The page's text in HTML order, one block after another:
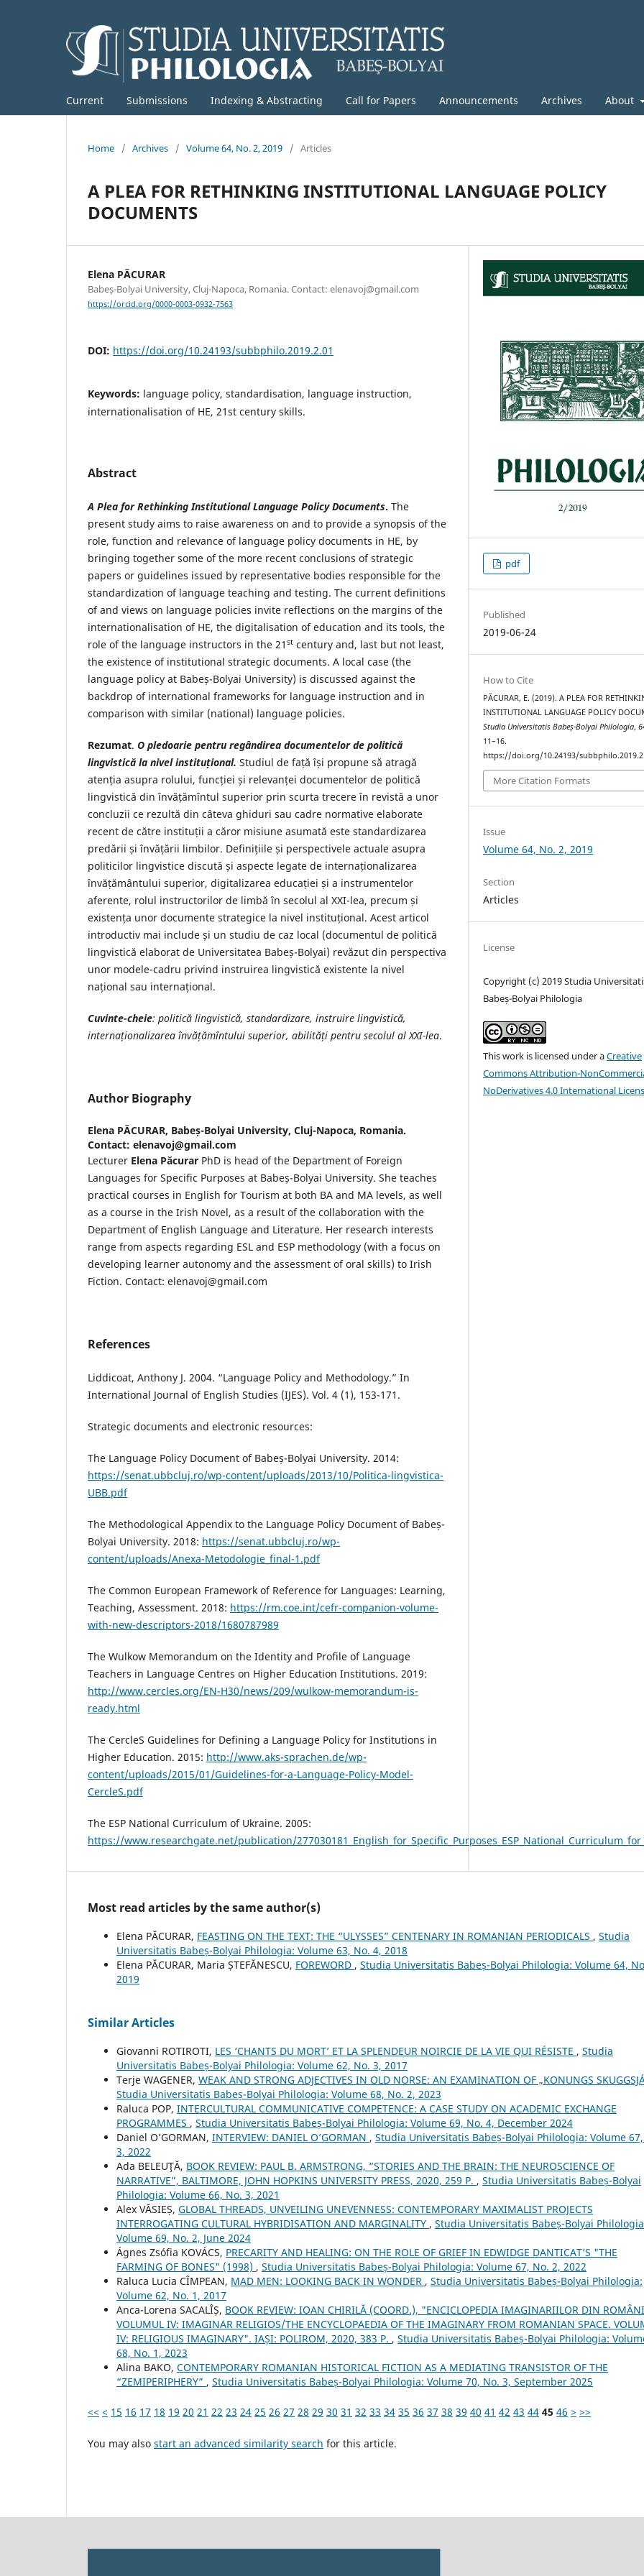
Current Submissions Indexing & Abstracting Call for Papers Announcements Archives About
Home / Archives / Volume 64, No. 2, 2019 / Articles
A PLEA FOR RETHINKING INSTITUTIONAL LANGUAGE POLICY
DOCUMENTS
Elena PĂCURAR
Babeș-Bolyai University, Cluj-Napoca, Romania. Contact: elenavoj@gmail.com
https://orcid.org/0000-0003-0932-7563
DOI: https://doi.org/10.24193/subbphilo.2019.2.01
Keywords: language policy, standardisation, language instruction,
internationalisation of HE, 21st century skills.
Abstract
A Plea for Rethinking Institutional Language Policy Documents. The
present study aims to raise awareness on and to provide a synopsis of the
role, function and relevance of language policy documents in HE, by
bringing together some of the more recent conclusions of strategic
papers or guidelines issued by representative bodies responsible for the
standardization of language teaching and testing. The current definitions
of and views on language policies invite reflections on the margins of the
internationalisation of HE, the digitalisation of education and its tools, the
role of the language instructors in the 21 st century and, last but not least,
the existence of institutional strategic documents. A local case (the
language policy at Babeș-Bolyai University) is discussed against the
backdrop of international frameworks for language instruction and in
comparison with similar (national) language policies.
Rezumat. O pledoarie pentru regândirea documentelor de politică
lingvistică la nivel instituțional. Studiul de față își propune să atragă
atenția asupra rolului, funcției și relevanței documentelor de politică
lingvistică din învățămîntul superior prin scurta trecere în revistă a unor
concluzii ce rezultă din câteva ghiduri sau cadre normative elaborate
recent de către instituții a căror misiune asumată este standardizarea
predării și învățării limbilor. Definițiile și perspectivele actuale asupra
politicilor lingvistice discută și aspecte legate de internaționalizarea
învățământului superior, digitalizarea educației și a instrumentelor
aferente, rolul instructorilor de limbă în secolul al XXI-lea, precum și
existența unor documente strategice la nivel instituțional. Acest articol
introductiv mai include și un studiu de caz local (documentul de politică
lingvistică elaborat de Universitatea Babeș-Bolyai) revăzut din perspectiva
unor modele-cadru privind instruirea lingvistică existente la nivel
național sau internațional.
Cuvinte-cheie: politică lingvistică, standardizare, instruire lingvistică,
internaționalizarea învățămîntului superior, abilități pentru secolul al XXI-lea.
Author Biography
Elena PĂCURAR, Babeș-Bolyai University, Cluj-Napoca, Romania.
Contact: elenavoj@gmail.com
Lecturer Elena Păcurar PhD is head of the Department of Foreign
Languages for Specific Purposes at Babeș-Bolyai University. She teaches
practical courses in English for Tourism at both BA and MA levels, as well
as a course in the Irish Novel, as a result of the collaboration with the
Department of English Language and Literature. Her research interests
range from aspects regarding ESL and ESP methodology (with a focus on
developing learner autonomy and the assessment of oral skills) to Irish
Fiction. Contact: elenavoj@gmail.com
References
Liddicoat, Anthony J. 2004. “Language Policy and Methodology.” In
International Journal of English Studies (IJES). Vol. 4 (1), 153-171.
Strategic documents and electronic resources:
The Language Policy Document of Babeș-Bolyai University. 2014:
https://senat.ubbcluj.ro/wp-content/uploads/2013/10/Politica-lingvistica-
UBB.pdf
The Methodological Appendix to the Language Policy Document of Babeș-
Bolyai University. 2018: https://senat.ubbcluj.ro/wp-
content/uploads/Anexa-Metodologie_final-1.pdf
The Common European Framework of Reference for Languages: Learning,
Teaching, Assessment. 2018: https://rm.coe.int/cefr-companion-volume-
with-new-descriptors-2018/1680787989
The Wulkow Memorandum on the Identity and Profile of Language
Teachers in Language Centres on Higher Education Institutions. 2019:
http://www.cercles.org/EN-H30/news/209/wulkow-memorandum-is-
ready.html
The CercleS Guidelines for Defining a Language Policy for Institutions in
Higher Education. 2015: http://www.aks-sprachen.de/wp-
content/uploads/2015/01/Guidelines-for-a-Language-Policy-Model-
CercleS.pdf
The ESP National Curriculum of Ukraine. 2005:
https://www.researchgate.net/publication/
pdf
Published
2019-06-24
How to Cite
PĂCURAR, E. (2019). A PLEA FOR
INSTITUTIONAL LANGUAGE POLICY
Studia Universitatis Babeș-Bolyai Philologia,
11–16.
https://doi.org/10.24193/
More Citation Formats
Issue
Volume 64, No. 2, 2019
Section
Articles
License
Copyright (c) 2019 Studia
Babeș-Bolyai Philologia
This work is licensed under aCreative
Commons Attribution-
NoDerivatives 4.0 International
Most read articles by the same author(s)
Elena PĂCURAR, FEASTING ON THE TEXT: THE “ULYSSES” CENTENARY IN ROMANIAN PERIODICALS , Studia
Universitatis Babeș-Bolyai Philologia: Volume 63, No. 4, 2018
Elena PĂCURAR, Maria ȘTEFĂNESCU, FOREWORD , Studia Universitatis Babeș-Bolyai Philologia: Volume 64,
2019
Similar Articles
Giovanni ROTIROTI, LES ‘CHANTS DU MORT’ ET LA SPLENDEUR NOIRCIE DE LA VIE QUI RÉSISTE , Studia
Universitatis Babeș-Bolyai Philologia: Volume 62, No. 3, 2017
Terje WAGENER, WEAK AND STRONG ADJECTIVES IN OLD NORSE: AN EXAMINATION OF „KONUNGS
Studia Universitatis Babeș-Bolyai Philologia: Volume 68, No. 2, 2023
Raluca POP, INTERCULTURAL COMMUNICATIVE COMPETENCE: A CASE STUDY ON ACADEMIC EXCHANGE
PROGRAMMES , Studia Universitatis Babeș-Bolyai Philologia: Volume 69, No. 4, December 2024
Daniel O’GORMAN, INTERVIEW: DANIEL O’GORMAN , Studia Universitatis Babeș-Bolyai Philologia: Volume
3, 2022
Ada BELEUŢĂ, BOOK REVIEW: PAUL B. ARMSTRONG, “STORIES AND THE BRAIN: THE NEUROSCIENCE OF
NARRATIVE”, BALTIMORE, JOHN HOPKINS UNIVERSITY PRESS, 2020, 259 P. , Studia Universitatis Babeș-Bolyai
Philologia: Volume 66, No. 3, 2021
Alex VĂSIEȘ, GLOBAL THREADS, UNVEILING UNEVENNESS: CONTEMPORARY MAXIMALIST PROJECTS
INTERROGATING CULTURAL HYBRIDISATION AND MARGINALITY , Studia Universitatis Babeș-Bolyai
Volume 69, No. 2, June 2024
Ágnes Zsófia KOVÁCS, PRECARITY AND HEALING: ON THE ROLE OF GRIEF IN EDWIDGE DANTICAT’S "THE
FARMING OF BONES" (1998) , Studia Universitatis Babeș-Bolyai Philologia: Volume 67, No. 2, 2022
Raluca Lucia CÎMPEAN, MAD MEN: LOOKING BACK IN WONDER , Studia Universitatis Babeș-Bolyai Philologia:
Volume 62, No. 1, 2017
Anca-Lorena SACALÎȘ, BOOK REVIEW: IOAN CHIRILĂ (COORD.), "ENCICLOPEDIA IMAGINARIILOR DIN
VOLUMUL IV: IMAGINAR RELIGIOS/THE ENCYCLOPAEDIA OF THE IMAGINARY FROM ROMANIAN SPACE.
IV: RELIGIOUS IMAGINARY". IAȘI: POLIROM, 2020, 383 P. , Studia Universitatis Babeș-Bolyai Philologia:
68, No. 1, 2023
Alina BAKO, CONTEMPORARY ROMANIAN HISTORICAL FICTION AS A MEDIATING TRANSISTOR OF THE
“ZEMIPERIPHERY” , Studia Universitatis Babeș-Bolyai Philologia: Volume 70, No. 3, September 2025
<< < 15 16 17 18 19 20 21 22 23 24 25 26 27 28 29 30 31 32 33 34 35 36 37 38 39 40 41 42 43 44 45 46 > >>
You may also start an advanced similarity search for this article.